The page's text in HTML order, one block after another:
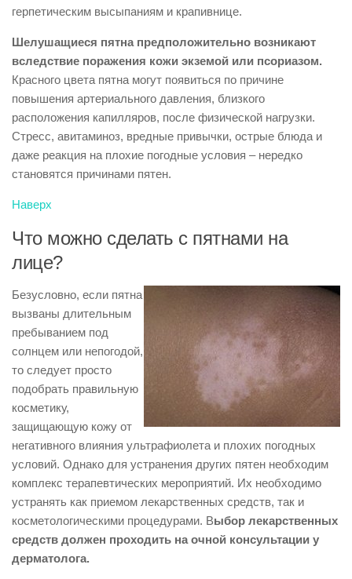
герпетическим высыпаниям и крапивнице.
Шелушащиеся пятна предположительно возникают
вследствие поражения кожи экземой или псориазом.
Красного цвета пятна могут появиться по причине
повышения артериального давления, близкого
расположения капилляров, после физической нагрузки.
Стресс, авитаминоз, вредные привычки, острые блюда и
даже реакция на плохие погодные условия – нередко
становятся причинами пятен.
Наверх
Что можно сделать с пятнами на
лице?
Безусловно, если пятна
вызваны длительным
пребыванием под
солнцем или непогодой,
то следует просто
подобрать правильную
косметику,
защищающую кожу от
негативного влияния ультрафиолета и плохих погодных
условий. Однако для устранения других пятен необходим
комплекс терапевтических мероприятий. Их необходимо
устранять как приемом лекарственных средств, так и
косметологическими процедурами. Выбор лекарственных
средств должен проходить на очной консультации у
дерматолога.